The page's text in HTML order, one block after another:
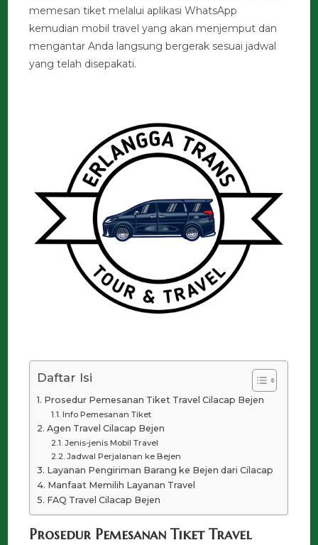
memesan tiket melalui aplikasi WhatsApp
kemudian mobil travel yang akan menjemput dan
mengantar Anda langsung bergerak sesuai jadwal
yang telah disepakati.
Daftar Isi
Prosedur Pemesanan Tiket Travel Cilacap Bejen
Info Pemesanan Tiket
Agen Travel Cilacap Bejen
Jenis-jenis Mobil Travel
Jadwal Perjalanan ke Bejen
Layanan Pengiriman Barang ke Bejen dari Cilacap
Manfaat Memilih Layanan Travel
FAQ Travel Cilacap Bejen
Prosedur Pemesanan Tiket Travel